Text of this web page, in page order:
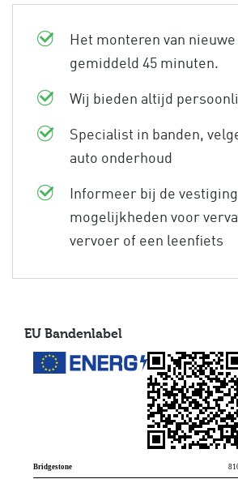
Het monteren van
gemiddeld 45 minuten.
Wij bieden altijd
Specialist in banden,
auto onderhoud
Informeer bij de
mogelijkheden voor
vervoer of een leenfiets
EU Bandenlabel
Bridgestone